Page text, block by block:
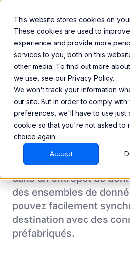
This website stores cookies on
These cookies are used to
experience and provide more
services to you, both on this
other media. To find out more
we use, see our Privacy Policy.
We won't track your information
our site. But in order to comply with
preferences, we'll have to use just
cookie so that you're not asked to
choice again.
Accept
EN
Synchronisez
combinez vos
de Salesforce
BEEM vous permet de
données à partir de
dans un entrepôt de
des ensembles de
pouvez facilement
destination avec des
préfabriqués.